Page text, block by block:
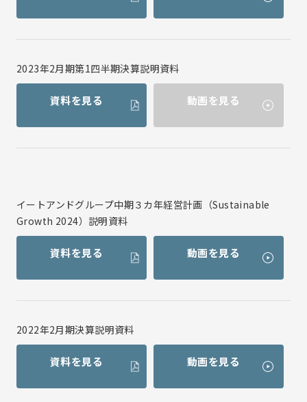
2023年2月期第1四半期決算説明資料
資料を見る 動画を見る
イートアンドグループ中期３カ年経営計画（Sustainable
Growth 2024）説明資料
資料を見る 動画を見る
2022年2月期決算説明資料
資料を見る 動画を見る